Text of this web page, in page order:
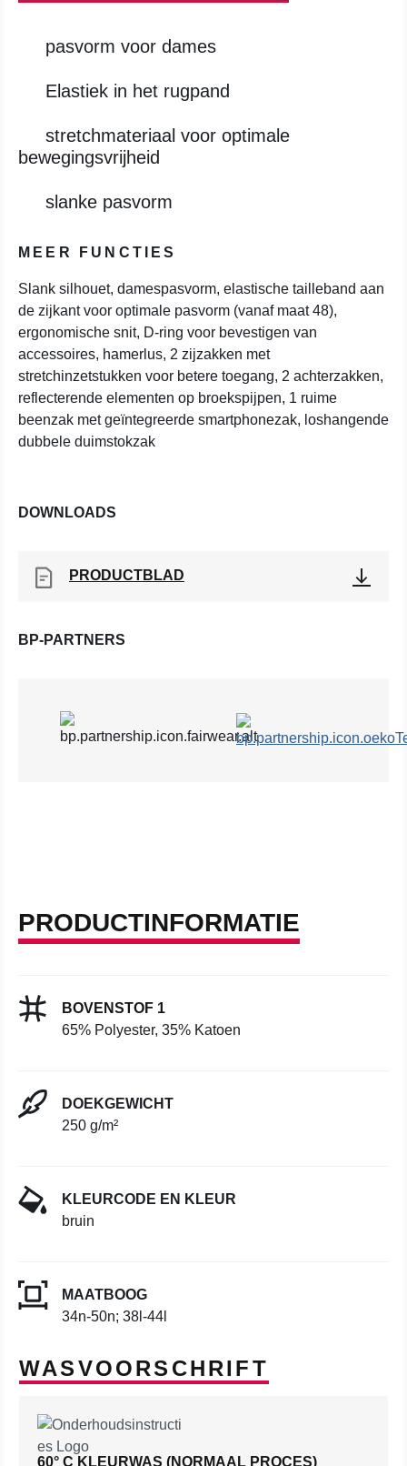
pasvorm voor dames
Elastiek in het rugpand
stretchmateriaal voor optimale
bewegingsvrijheid
slanke pasvorm
MEER FUNCTIES
Slank silhouet, damespasvorm, elastische tailleband aan
de zijkant voor optimale pasvorm (vanaf maat 48),
ergonomische snit, D-ring voor bevestigen van
accessoires, hamerlus, 2 zijzakken met
stretchinzetstukken voor betere toegang, 2 achterzakken,
reflecterende elementen op broekspijpen, 1 ruime
beenzak met geïntegreerde smartphonezak, loshangende
dubbele duimstokzak
DOWNLOADS
PRODUCTBLAD
BP-PARTNERS
PRODUCTINFORMATIE
BOVENSTOF 1
65% Polyester, 35% Katoen
DOEKGEWICHT
250 g/m²
KLEURCODE EN KLEUR
bruin
MAATBOOG
34n-50n; 38l-44l
WASVOORSCHRIFT
60° C KLEURWAS (NORMAAL PROCES)